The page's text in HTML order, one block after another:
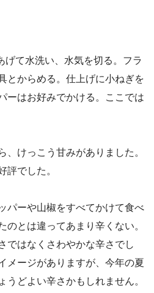
げて水洗い、水気を切る。フラ
とからめる。仕上げに小ねぎを
ーはお好みでかける。ここでは
、けっこう甘みがありました。
評でした。
パーや山椒をすべてかけて食べ
のとは違ってあまり辛くない。
ではなくさわやかな辛さでし
メージがありますが、今年の夏
うどよい辛さかもしれません。